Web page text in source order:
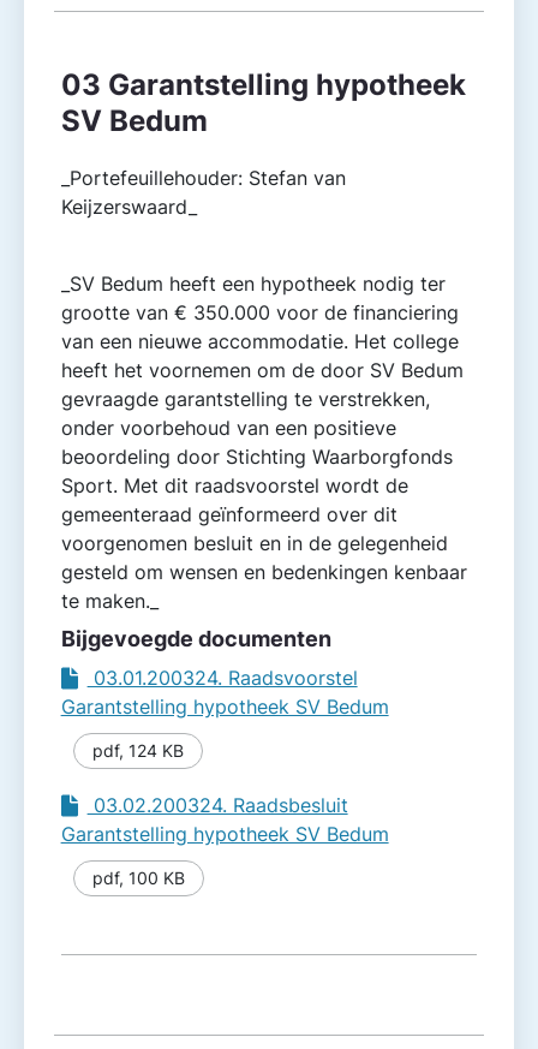
03 Garantstelling hypotheek
SV Bedum
_Portefeuillehouder: Stefan van
Keijzerswaard_
_SV Bedum heeft een hypotheek nodig ter
grootte van € 350.000 voor de financiering
van een nieuwe accommodatie. Het college
heeft het voornemen om de door SV Bedum
gevraagde garantstelling te verstrekken,
onder voorbehoud van een positieve
beoordeling door Stichting Waarborgfonds
Sport. Met dit raadsvoorstel wordt de
gemeente­raad geïnformeerd over dit
voorgenomen besluit en in de gelegenheid
gesteld om wensen en bedenkingen kenbaar
te maken._
Bijgevoegde documenten
03.01.200324. Raadsvoorstel
Garantstelling hypotheek SV Bedum
pdf, 124 KB
03.02.200324. Raadsbesluit
Garantstelling hypotheek SV Bedum
pdf, 100 KB